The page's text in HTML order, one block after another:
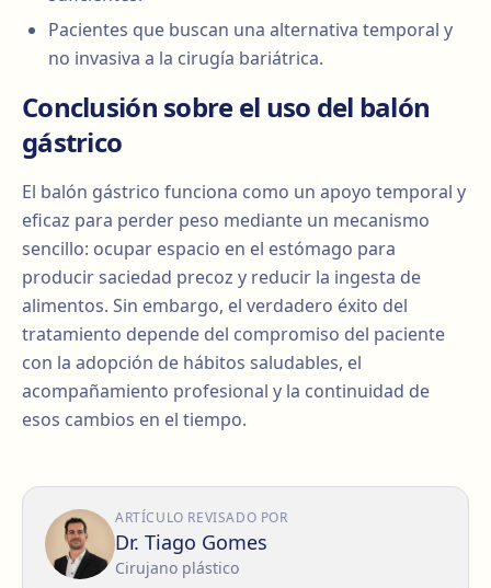
Pacientes que buscan una alternativa temporal y
no invasiva a la cirugía bariátrica.
Conclusión sobre el uso del balón
gástrico
El balón gástrico funciona como un apoyo temporal y
eficaz para perder peso mediante un mecanismo
sencillo: ocupar espacio en el estómago para
producir saciedad precoz y reducir la ingesta de
alimentos. Sin embargo, el verdadero éxito del
tratamiento depende del compromiso del paciente
con la adopción de hábitos saludables, el
acompañamiento profesional y la continuidad de
esos cambios en el tiempo.
ARTÍCULO REVISADO POR
Dr. Tiago Gomes
Cirujano plástico